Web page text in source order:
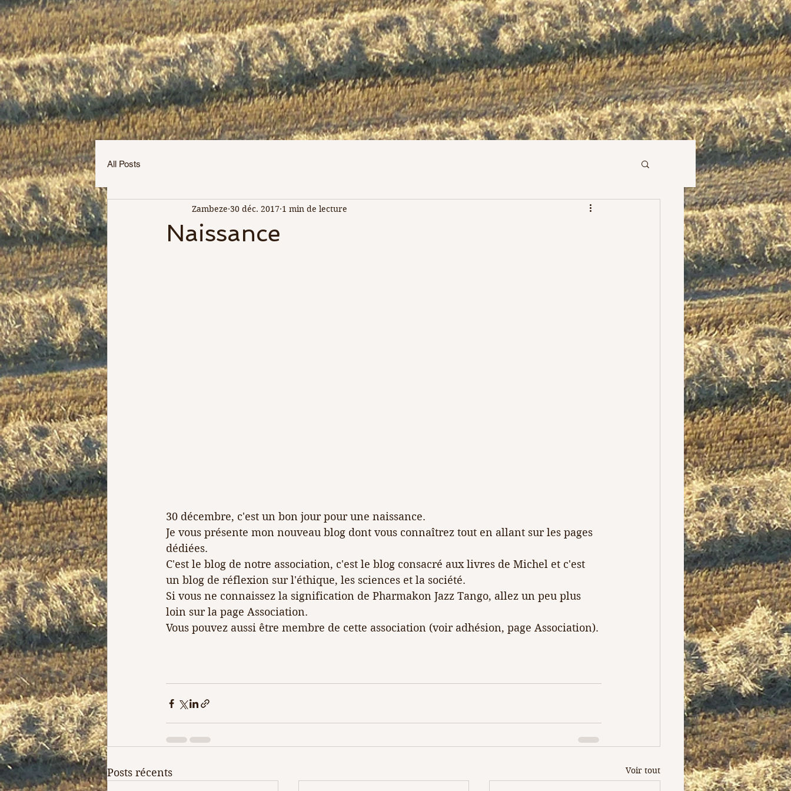
All Posts
Naissance
Zambeze 30 déc. 2017 1 min de lecture
30 décembre, c'est un bon jour pour une naissance.
Je vous présente mon nouveau blog dont vous connaîtrez tout en allant sur les pages
dédiées.
C'est le blog de notre association, c'est le blog consacré aux livres de Michel et c'est
un blog de réflexion sur l'éthique, les sciences et la société.
Si vous ne connaissez la signification de Pharmakon Jazz Tango, allez un peu plus
loin sur la page Association.
Vous pouvez aussi être membre de cette association (voir adhésion, page Association).
Posts récents Voir tout